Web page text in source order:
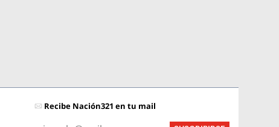
Recibe Nación321 en tu mail